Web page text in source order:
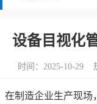
设备目视化
时间：2025-10-29
在制造企业生产现场